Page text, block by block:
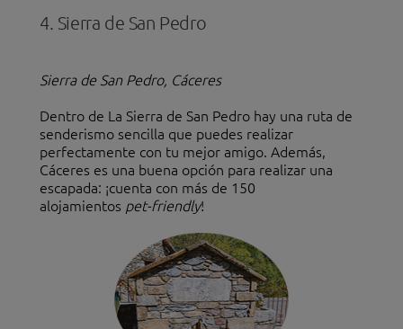
4. Sierra de San Pedro
Sierra de San Pedro, Cáceres
Dentro de La Sierra de San Pedro hay una ruta de
senderismo sencilla que puedes realizar
perfectamente con tu mejor amigo. Además,
Cáceres es una buena opción para realizar una
escapada: ¡cuenta con más de 150
alojamientos pet-friendly!